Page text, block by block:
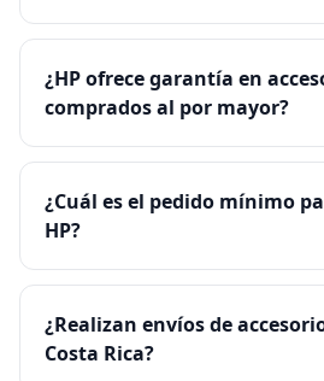
¿HP ofrece garantía en
comprados al por mayor?
¿Cuál es el pedido mínimo
HP?
¿Realizan envíos de
Costa Rica?